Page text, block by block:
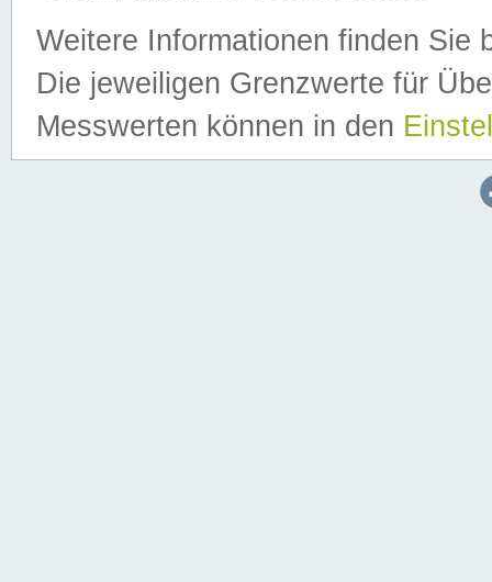
Weitere Informationen finden Sie
Die jeweiligen Grenzwerte für
Messwerten können in den